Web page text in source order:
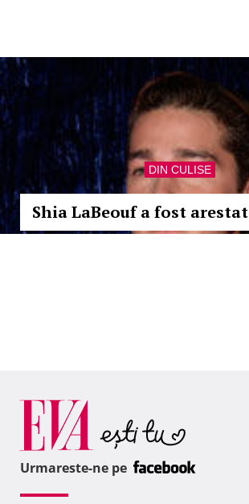
DIN CULISE
Shia LaBeouf a fost arestat
Urmareste-ne pe